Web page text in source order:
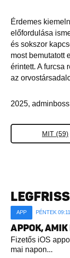
Érdemes
előfordulása
és sokszor
most bemutatott
érintett. A furcsa
az
2025,
MIT (59)
APP PÉNTEK 09:11
APPOK,
Fizetős iOS
mai napon...